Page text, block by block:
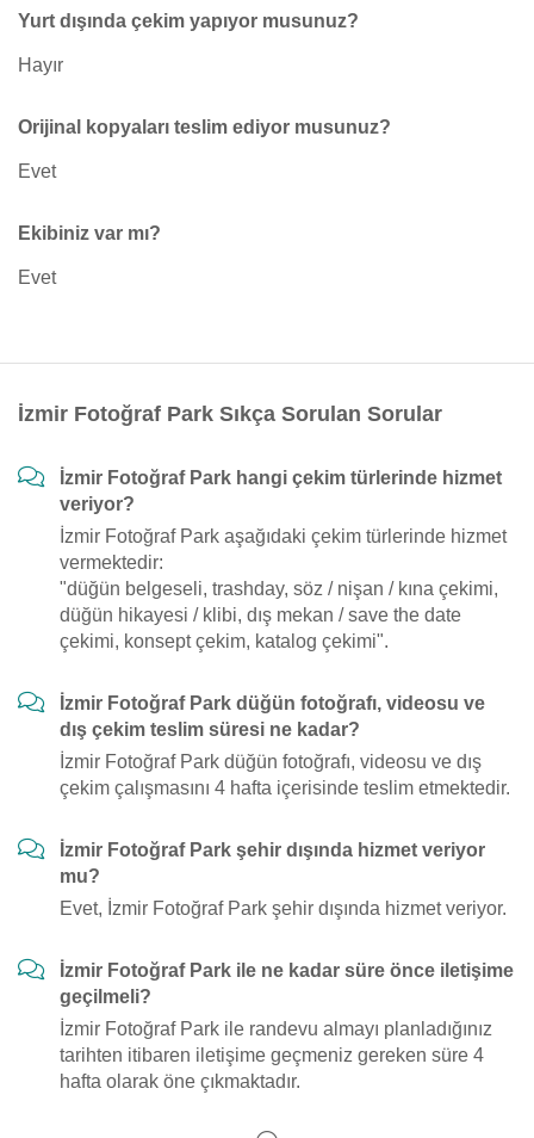
Yurt dışında çekim yapıyor musunuz?
Hayır
Orijinal kopyaları teslim ediyor musunuz?
Evet
Ekibiniz var mı?
Evet
İzmir Fotoğraf Park Sıkça Sorulan Sorular
İzmir Fotoğraf Park hangi çekim türlerinde hizmet
veriyor?
İzmir Fotoğraf Park aşağıdaki çekim türlerinde hizmet
vermektedir:
"düğün belgeseli, trashday, söz / nişan / kına çekimi,
düğün hikayesi / klibi, dış mekan / save the date
çekimi, konsept çekim, katalog çekimi".
İzmir Fotoğraf Park düğün fotoğrafı, videosu ve
dış çekim teslim süresi ne kadar?
İzmir Fotoğraf Park düğün fotoğrafı, videosu ve dış
çekim çalışmasını 4 hafta içerisinde teslim etmektedir.
İzmir Fotoğraf Park şehir dışında hizmet veriyor
mu?
Evet, İzmir Fotoğraf Park şehir dışında hizmet veriyor.
İzmir Fotoğraf Park ile ne kadar süre önce iletişime
geçilmeli?
İzmir Fotoğraf Park ile randevu almayı planladığınız
tarihten itibaren iletişime geçmeniz gereken süre 4
hafta olarak öne çıkmaktadır.